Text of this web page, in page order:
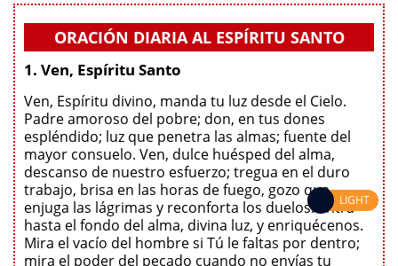
ORACIÓN DIARIA AL ESPÍRITU SANTO
1. Ven, Espíritu Santo
Ven, Espíritu divino, manda tu luz desde el Cielo.
Padre amoroso del pobre; don, en tus dones
espléndido; luz que penetra las almas; fuente del
mayor consuelo. Ven, dulce huésped del alma,
descanso de nuestro esfuerzo; tregua en el duro
trabajo, brisa en las horas de fuego, gozo que
enjuga las lágrimas y reconforta los duelos. Entra
hasta el fondo del alma, divina luz, y enriquécenos.
Mira el vacío del hombre si Tú le faltas por dentro;
mira el poder del pecado cuando no envías tu
LIGHT